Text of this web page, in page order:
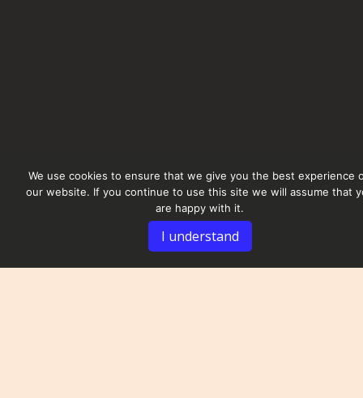
We use cookies to ensure that we give you the best experience
our website. If you continue to use this site we will assume that
are happy with it.
I understand